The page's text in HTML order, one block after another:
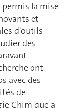
permis la mise
et
d'outils
des
ont
avec des
de
Chimique a